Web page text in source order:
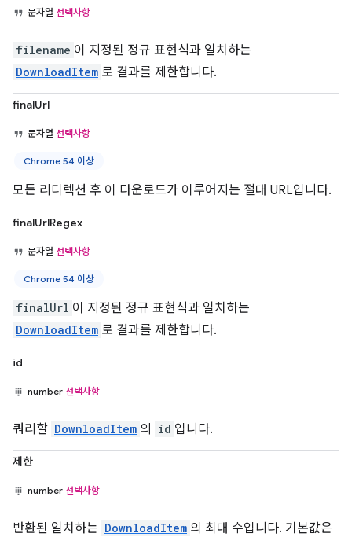
문자열 선택사항
filename 이 지정된 정규 표현식과 일치하는
DownloadItem 로 결과를 제한합니다.
finalUrl
문자열 선택사항
Chrome 54 이상
모든 리디렉션 후 이 다운로드가 이루어지는 절대 URL입니다.
finalUrlRegex
문자열 선택사항
Chrome 54 이상
finalUrl 이 지정된 정규 표현식과 일치하는
DownloadItem 로 결과를 제한합니다.
id
number 선택사항
쿼리할 DownloadItem 의 id 입니다.
제한
number 선택사항
반환된 일치하는 DownloadItem 의 최대 수입니다. 기본값은